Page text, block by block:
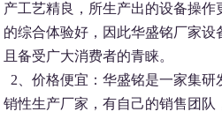
产工艺精良，所生产出的设备操
的综合体验好，因此华盛铭厂家设
且备受广大消费者的青睐。
2、价格便宜：华盛铭是一家集
销性生产厂家，有自己的销售团队